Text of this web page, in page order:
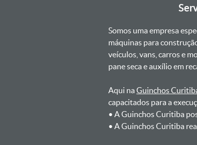
Somos uma empresa
máquinas para
veículos, vans, carros e
pane seca e auxílio em
Aqui naGuinchos
capacitados para a
ㅤㅤ• A Guinchos
ㅤㅤ• A Guinchos Curitiba